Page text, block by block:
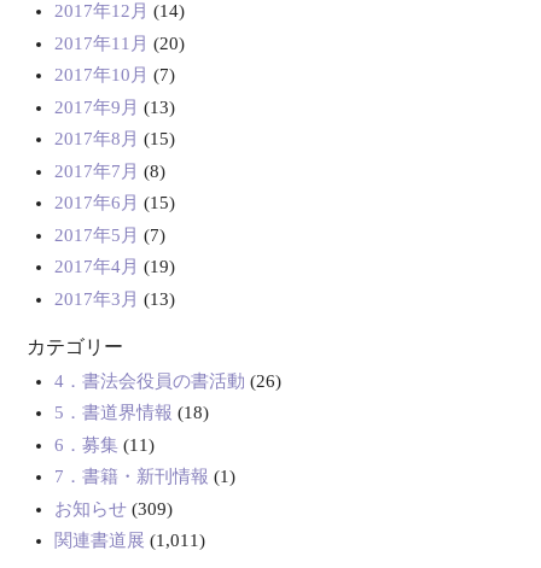
2017年12月 (14)
2017年11月 (20)
2017年10月 (7)
2017年9月 (13)
2017年8月 (15)
2017年7月 (8)
2017年6月 (15)
2017年5月 (7)
2017年4月 (19)
2017年3月 (13)
カテゴリー
4．書法会役員の書活動 (26)
5．書道界情報 (18)
6．募集(11)
7．書籍・新刊情報 (1)
お知らせ(309)
関連書道展 (1,011)